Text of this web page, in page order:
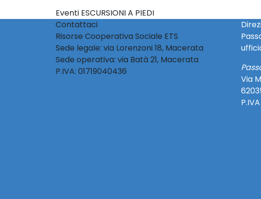
Eventi ESCURSIONI A PIEDI
Contattaci
Risorse Cooperativa Sociale ETS
Sede legale: via Lorenzoni 18, Macerata
Sede operativa: via Batà 21, Macerata
P.IVA: 01719040436
Via